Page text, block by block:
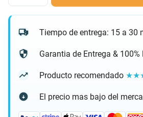
Tiempo de entrega: 15 a 30
Garantia de Entrega &
Producto recomendado
El precio mas bajo del